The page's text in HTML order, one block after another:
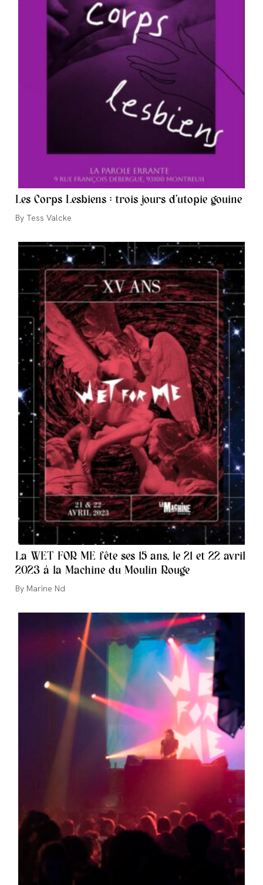
Les Corps Lesbiens : trois jours d’utopie gouine
Auteur/autrice
la
publication :
Tess Valcke
La WET FOR ME fête ses 15 ans, le 21 et 22 avril
2023 à la Machine du Moulin Rouge
Auteur/autrice
la
Marine Nd